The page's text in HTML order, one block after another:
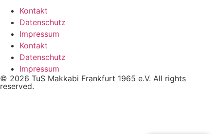
Kontakt
Datenschutz
Impressum
Kontakt
Datenschutz
Impressum
© 2026 TuS Makkabi Frankfurt 1965 e.V. All rights
reserved.